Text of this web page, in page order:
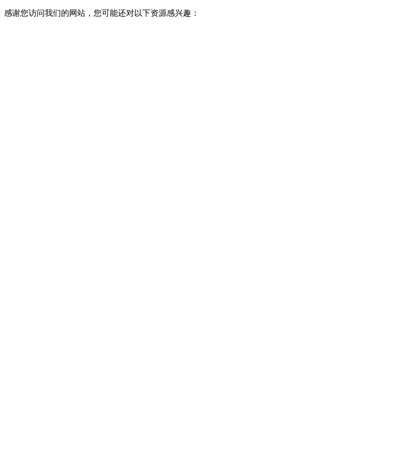
感谢您访问我们的网站，您可能还对以下资源感兴趣：